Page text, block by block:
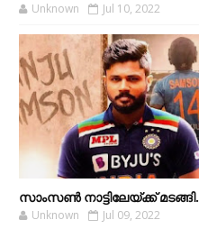
Unknown Jul 10, 2022
സാംസണ്‍ നാട്ടിലേയ്‌ക്ക് മടങ്ങി.
Unknown Jul 09, 2022